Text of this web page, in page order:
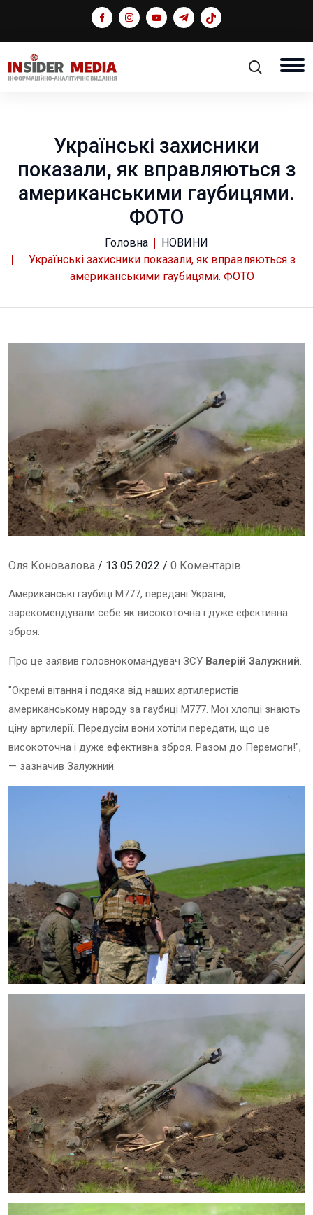
Українські захисники
показали, як вправляються з
американськими гаубицями.
ФОТО
Головна
НОВИНИ
Українські захисники показали, як вправляються з
американськими гаубицями. ФОТО
Оля Коновалова / 13.05.2022 / 0 Коментарів
Американські гаубиці М777, передані Україні,
зарекомендували себе як високоточна і дуже ефективна
зброя.
Про це заявив головнокомандувач ЗСУ Валерій Залужний.
"Окремі вітання і подяка від наших артилеристів
американському народу за гаубиці М777. Мої хлопці знають
ціну артилерії. Передусім вони хотіли передати, що це
високоточна і дуже ефективна зброя. Разом до Перемоги!",
— зазначив Залужний.